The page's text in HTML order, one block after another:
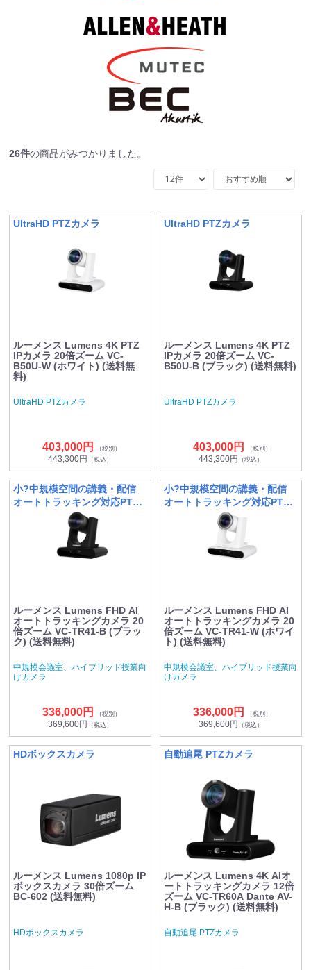
26件の商品がみつかりました。
UltraHD PTZカメラ
ルーメンス Lumens 4K PTZ
IPカメラ 20倍ズーム VC-
B50U-W (ホワイト) (送料無
料)
UltraHD PTZカメラ
403,000円 （税別）
443,300円 （税込）
UltraHD PTZカメラ
ルーメンス Lumens 4K PTZ
IPカメラ 20倍ズーム VC-
B50U-B (ブラック) (送料無料)
UltraHD PTZカメラ
403,000円 （税別）
443,300円 （税込）
小?中規模空間の講義・配信
オートトラッキング対応PTZ
ルーメンス Lumens FHD AI
オートトラッキングカメラ 20
倍ズーム VC-TR41-B (ブラッ
ク) (送料無料)
中規模会議室、ハイブリッド授業向
けカメラ
336,000円 （税別）
369,600円 （税込）
小?中規模空間の講義・配信
オートトラッキング対応PTZ
ルーメンス Lumens FHD AI
オートトラッキングカメラ 20
倍ズーム VC-TR41-W (ホワイ
ト) (送料無料)
中規模会議室、ハイブリッド授業向
けカメラ
336,000円 （税別）
369,600円 （税込）
HDボックスカメラ
ルーメンス Lumens 1080p IP
ボックスカメラ 30倍ズーム
BC-602 (送料無料)
HDボックスカメラ
自動追尾 PTZカメラ
ルーメンス Lumens 4K AIオ
ートトラッキングカメラ 12倍
ズーム VC-TR60A Dante AV-
H-B (ブラック) (送料無料)
自動追尾 PTZカメラ